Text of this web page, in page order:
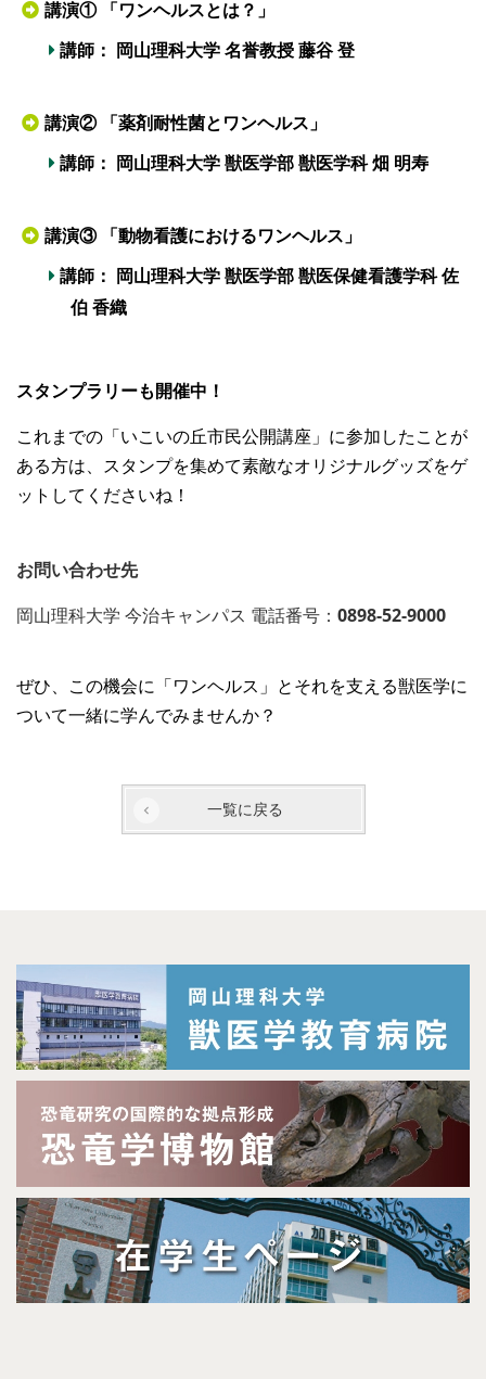
講演① 「ワンヘルスとは？ 」
講師： 岡山理科大学 名誉教授 藤谷 登
講演② 「薬剤耐性菌とワンヘルス 」
講師： 岡山理科大学 獣医学部 獣医学科 畑 明寿
講演③ 「動物看護におけるワンヘルス 」
講師： 岡山理科大学 獣医学部 獣医保健看護学科 佐
伯 香織
スタンプラリーも開催中！
これまでの「いこいの丘市民公開講座」に参加したことが
ある方は、スタンプを集めて素敵なオリジナルグッズをゲ
ットしてくださいね！
お問い合わせ先
岡山理科大学 今治キャンパス 電話番号： 0898-52-9000
ぜひ、この機会に「ワンヘルス」とそれを支える獣医学に
ついて一緒に学んでみませんか？
一覧に戻る